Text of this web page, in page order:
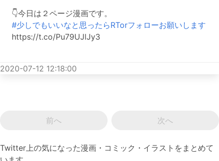
👇今日は２ページ漫画です。
#少しでもいいなと思ったらRTorフォローお願いします
https://t.co/Pu79UJlJy3
2020-07-12 12:18:00
前へ 次へ
Twitter上の気になった漫画・コミック・イラストをまとめて